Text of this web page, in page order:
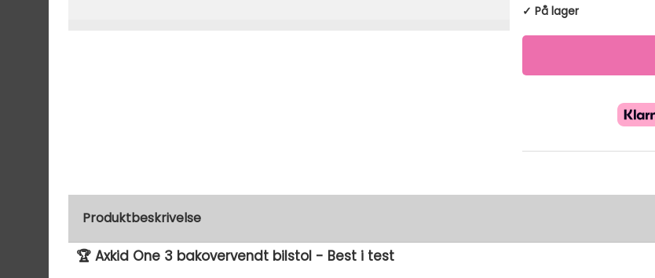
✓ På lager
Produktbeskrivelse
🏆 Axkid One 3 bakovervendt bilstol - Best i test